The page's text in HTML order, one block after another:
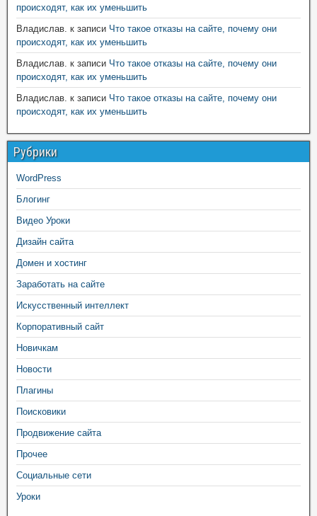
происходят, как их уменьшить
Владислав. к записи Что такое отказы на сайте, почему они
происходят, как их уменьшить
Владислав. к записи Что такое отказы на сайте, почему они
происходят, как их уменьшить
Владислав. к записи Что такое отказы на сайте, почему они
происходят, как их уменьшить
Рубрики
WordPress
Блогинг
Видео Уроки
Дизайн сайта
Домен и хостинг
Заработать на сайте
Искусственный интеллект
Корпоративный сайт
Новичкам
Новости
Плагины
Поисковики
Продвижение сайта
Прочее
Социальные сети
Уроки